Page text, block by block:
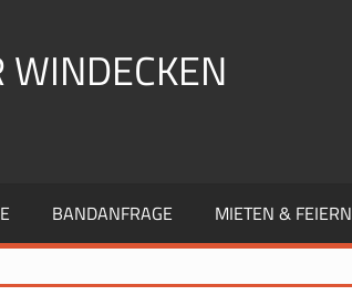
WINDECKEN
BANDANFRAGE MIETEN & FEIERN